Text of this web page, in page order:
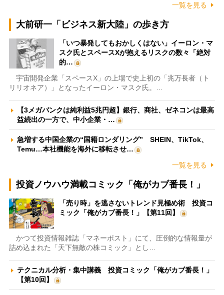
一覧を見る
大前研一「ビジネス新大陸」の歩き方
「いつ暴発してもおかしくはない」イーロン・マ
スク氏とスペースXが抱えるリスクの数々「絶対
的…
宇宙開発企業「スペースX」の上場で史上初の「兆万長者（ト
リリオネア）」となったイーロン・マスク氏。…
【3メガバンクは純利益5兆円超】銀行、商社、ゼネコンは最高
益続出の一方で、中小企業・…
急増する中国企業の“国籍ロンダリング” SHEIN、TikTok、
Temu…本社機能を海外に移転させ…
一覧を見る
投資ノウハウ満載コミック「俺がカブ番長！」
「売り時」を逃さないトレンド見極め術 投資コ
ミック「俺がカブ番長！」【第11回】
かつて投資情報雑誌「マネーポスト」にて、圧倒的な情報量が
詰め込まれた「天下無敵の株コミック」とし…
テクニカル分析・集中講義 投資コミック「俺がカブ番長！」
【第10回】